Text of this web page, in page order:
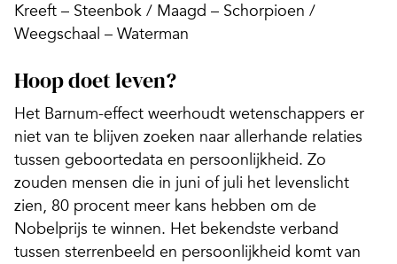
Kreeft – Steenbok / Maagd – Schorpioen /
Weegschaal – Waterman
Hoop doet leven?
Het Barnum-effect weerhoudt wetenschappers er
niet van te blijven zoeken naar allerhande relaties
tussen geboorte­data en persoonlijkheid. Zo
zouden mensen die in juni of juli het levenslicht
zien, 80 procent meer kans hebben om de
Nobelprijs te winnen. Het bekendste verband
tussen sterrenbeeld en persoonlijkheid komt van